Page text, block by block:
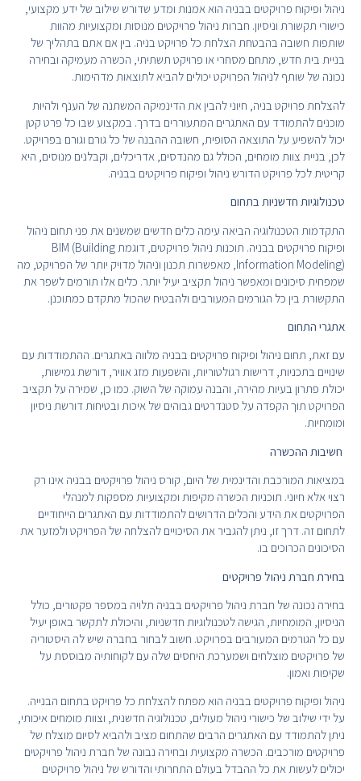
ניהול ופיקוח פרויקטים בבניה הוא אמנות ומדע שדורש שילוב של ידע מקצועי,
כישורי תקשורת וניסיון. חברות ניהול פרויקטים מנוסות ומקצועיות מהוות
שותפות חשובה בהבטחת הצלחת כל פרויקט בניה. בין אם אתם בתהליך של
בניית בית חדש, מתחם מסחרי או פרויקט תשתיתי, הכשרה מעמיקה ובחירה
נכונה של שותף לניהול הפרויקט יכולים להביא לתוצאות מדהימות.
להצלחת פרויקט בניה, חיוני להבין את הדינמיקה המשתנה של הענף ולהיות
מוכנים להתמודד עם האתגרים המתעוררים בדרך. במקצוע שבו כל פרט קטן
יכול להשפיע על התוצאה הסופית, חשובה ההבנה של כל גורם וגורם בפרויקט.
לכן, בניית צוות מומחים, הכולל גם מהנדסים, אדריכלים, וקבלנים מנוסים, היא
קריטית לכל פרויקט הדורש ניהול ופיקוח פרויקטים בבניה.
טכנולוגיות חדשניות בתחום
התקדמות הטכנולוגיה הביאה עימה כלים חדשים שמשנים את פני תחום ניהול
ופיקוח פרויקטים בבניה. תוכנות ניהול פרויקטים, דוגמת BIM (Building
Information Modeling), מאפשרות תכנון וניהול מדויק יותר של הפרויקט, מה
שמפחית סיכונים ומאפשר ניהול תקציב יעיל יותר. כלים אלו תורמים לשפר את
התקשורת בין כל הגורמים המעורבים ולהבטיח שהכול מתקדם כמתוכנן.
אתגרי התחום
עם זאת, תחום ניהול ופיקוח פרויקטים בבניה מלווה באתגרים. ההתמודדות עם
שינויים בתכניות, דרישות רגולטוריות, והשפעות מזג אוויר, דורשת גמישות,
יכולת פתרון בעיות מהירה, והבנה עמוקה של השוק. כמו כן, שמירה על תקציב
הפרויקט תוך הקפדה על סטנדרטים גבוהים של איכות ובטיחות דורשת ניסיון
ומומחיות.
חשיבות ההכשרה
במציאות המורכבת והדינמית של היום, קורס ניהול פרויקטים בבניה אינו רק
רצוי אלא חיוני. תוכניות הכשרה מקיפות ומקצועיות מספקות למנהלי
הפרויקטים את הידע והכלים הדרושים להתמודדות עם האתגרים הייחודיים
לתחום זה. דרך זו, ניתן להגביר את הסיכויים להצלחה של הפרויקט ולמזער את
הסיכונים הכרוכים בו.
בחירת חברת ניהול פרויקטים
בחירה נכונה של חברת ניהול פרויקטים בבניה תלויה במספר פקטורים, כולל
הניסיון, המומחיות, הגישה לטכנולוגיות חדשניות, והיכולת לתקשר באופן יעיל
עם כל הגורמים המעורבים בפרויקט. חשוב לבחור בחברה שיש לה היסטוריה
של פרויקטים מוצלחים ושמערכת היחסים שלה עם לקוחותיה מבוססת על
שקיפות ואמון.
ניהול ופיקוח פרויקטים בבניה הוא מפתח להצלחת כל פרויקט בתחום הבנייה.
על ידי שילוב של כישורי ניהול מעולים, טכנולוגיה חדשנית, וצוות מומחים איכותי,
ניתן להתמודד עם האתגרים הרבים שהתחום מציב ולהביא לסיום מוצלח של
פרויקטים מורכבים. הכשרה מקצועית ובחירה נבונה של חברת ניהול פרויקטים
יכולים לעשות את כל ההבדל בעולם התחרותי והדורש של ניהול פרויקטים